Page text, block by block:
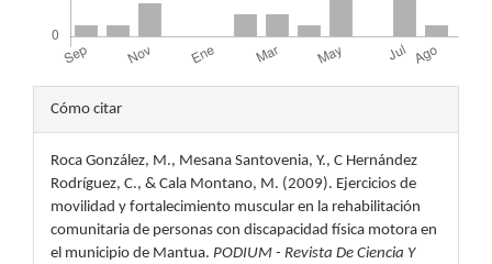
Detalles
del
artículo
Cómo citar
Roca González, M., Mesana Santovenia, Y., C Hernández
Rodríguez, C., & Cala Montano, M. (2009). Ejercicios de
movilidad y fortalecimiento muscular en la rehabilitación
comunitaria de personas con discapacidad física motora en
el municipio de Mantua. PODIUM - Revista De Ciencia Y